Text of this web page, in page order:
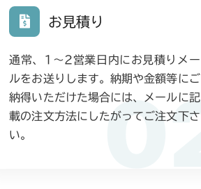
02
お見積り
通常、1〜2営業日内にお見積りメー
ルをお送りします。納期や金額等にご
納得いただけた場合には、メールに記
載の注文方法にしたがってご注文下さ
い。